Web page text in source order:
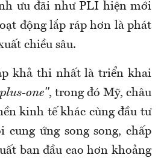
ưu đãi như PLI hiện mới
động lắp ráp hơn là phát
chiều sâu.
khả thi nhất là triển khai
one", trong đó Mỹ, châu
kinh tế khác cùng đầu tư
cung ứng song song, chấp
ban đầu cao hơn khoảng